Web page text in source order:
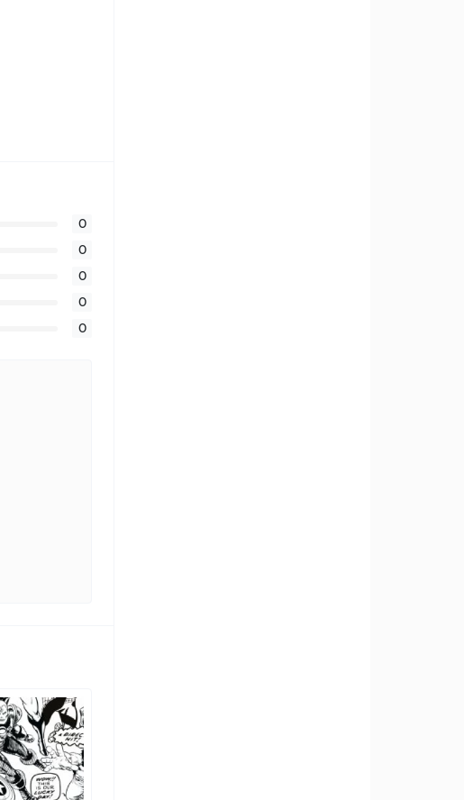
0
0
0
0
0